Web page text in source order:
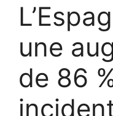
une
de 86